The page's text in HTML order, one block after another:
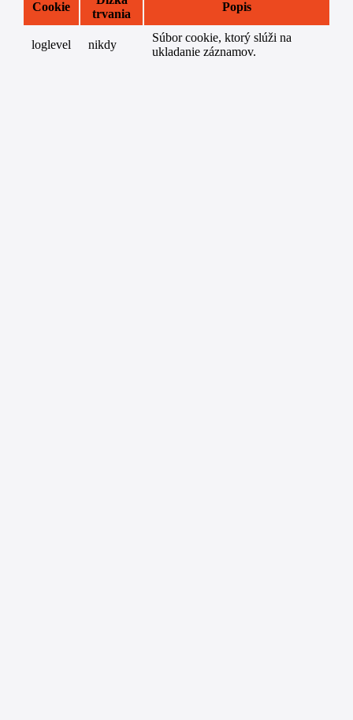
Cookie
trvania
Popis
loglevel nikdy
Súbor cookie, ktorý slúži na
ukladanie záznamov.